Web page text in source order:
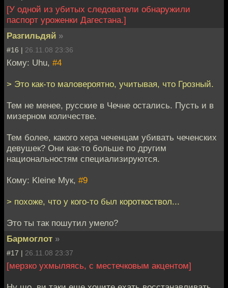
[У одной из убитых следователи обнаружили
паспорт уроженки Дагестана.]
Разгильдяй »
#16 | 26.11.08 23:36
Кому: Uhu, #4
> Это как-то маловероятно, учитывая, что Грозный.
Тем не менее, русские в Чечне остались. Пусть и в
мизерном количестве.
Тем более, какого хера чеченцам убивать чеченских
девушек? Они как-то больше по другим
национальностям специализируются.
Кому: Kleine Мук, #9
> похоже, что у кого-то был короткоствол...
Это ты так пошутил умело?
Бармоглот »
#17 | 26.11.08 23:37
[мерзко ухмыляясь, с местечковым акцентом]